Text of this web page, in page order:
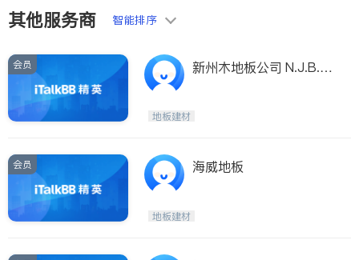
其他服务商 智能排序
会员
新州木地板公司 N.J.B. Fl
地板建材
会员 海威地板
地板建材